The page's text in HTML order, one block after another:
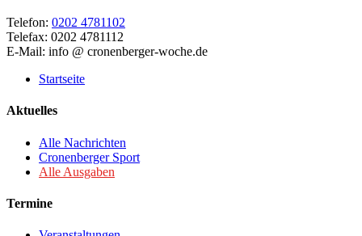
Telefon: 0202 4781102
Telefax: 0202 4781112
E-Mail: info @ cronenberger-woche.de
Startseite
Aktuelles
Alle Nachrichten
Cronenberger Sport
Alle Ausgaben
Termine